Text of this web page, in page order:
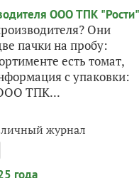
Они
пачки на пробу:
есть томат,
с упаковки:
ТПК...
журнал